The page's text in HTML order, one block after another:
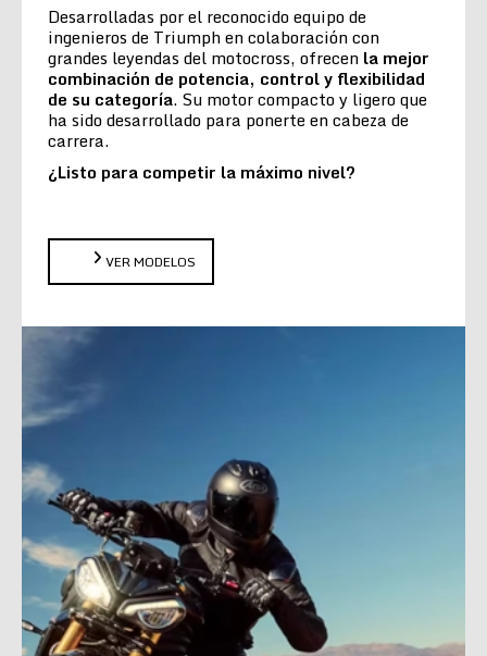
Desarrolladas por el reconocido equipo de
ingenieros de Triumph en colaboración con
grandes leyendas del motocross, ofrecen la mejor
combinación de potencia, control y flexibilidad
de su categoría. Su motor compacto y ligero que
ha sido desarrollado para ponerte en cabeza de
carrera.
¿Listo para competir la máximo nivel?
VER MODELOS